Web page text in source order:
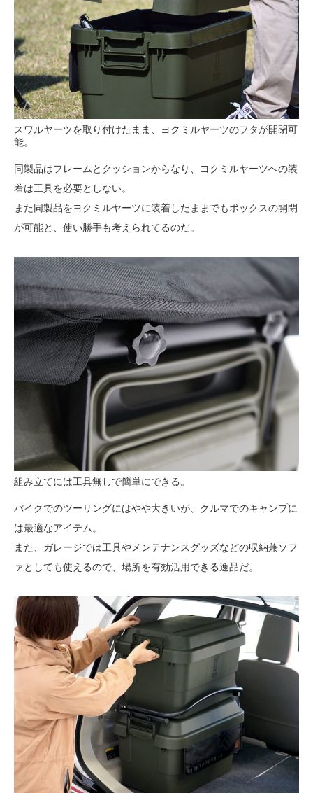
スワルヤーツを取り付けたまま、ヨクミルヤーツのフタが開閉可
能。
同製品はフレームとクッションからなり、ヨクミルヤーツへの装
着は工具を必要としない。
また同製品をヨクミルヤーツに装着したままでもボックスの開閉
が可能と、使い勝手も考えられてるのだ。
組み立てには工具無しで簡単にできる。
バイクでのツーリングにはやや大きいが、クルマでのキャンプに
は最適なアイテム。
また、ガレージでは工具やメンテナンスグッズなどの収納兼ソフ
ァとしても使えるので、場所を有効活用できる逸品だ。